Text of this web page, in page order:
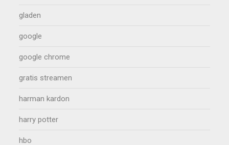
gladen
google
google chrome
gratis streamen
harman kardon
harry potter
hbo